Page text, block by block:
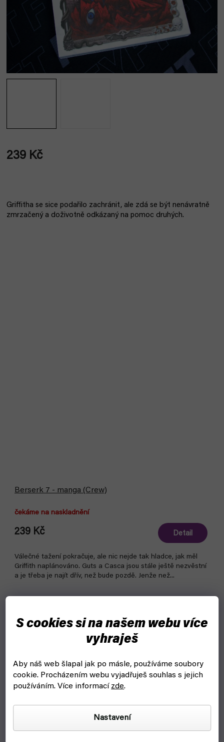
S cookies si na našem webu více
vyhraješ
Aby náš web šlapal jak po másle, používáme soubory
cookie. Procházením webu vyjadřuješ souhlas s jejich
používáním. Více informacízde.
Nastavení
239 Kč
Griffitha se sice podařilo zachránit, ale zdá se být nenávratně
zmrzačený a doživotně odkázaný na pomoc druhých.
Berserk 7 - manga (Crew)
čekáme na naskladnění
239 Kč Detail
Válečné tažení pokračuje, ale nic nejde tak hladce, jak měl
Griffith naplánováno. Guts a Casca jsou stále ještě nezvěstní
a je třeba je najít dřív, než bude pozdě. Jenže než...